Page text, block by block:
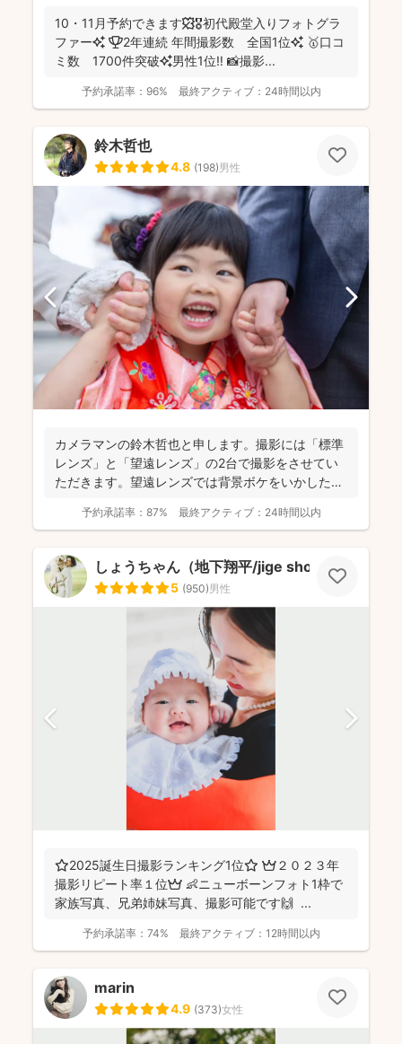
10・11月予約できます🍁🎖初代殿堂入りフォトグラ
ファー✨ 🏆2年連続 年間撮影数 全国1位✨ 🥇口コ
ミ数 1700件突破✨男性1位‼️ 📸撮影...
予約承諾率： 96% 最終アクティブ： 24時間以内
鈴木哲也
4.8 (198)男性
カメラマンの鈴木哲也と申します。撮影には「標準
レンズ」と「望遠レンズ」の2台で撮影をさせてい
ただきます。望遠レンズでは背景ボケをいかしたお
予約承諾率： 87% 最終アクティブ： 24時間以内
しょうちゃん（地下翔平/jige shohe）
5 (950)男性
⭐️2025誕生日撮影ランキング1位⭐️ 👑２０２３年
撮影リピート率１位👑 👶ニューボーンフォト1枠で
家族写真、兄弟姉妹写真、撮影可能です🙌 ...
予約承諾率： 74% 最終アクティブ： 12時間以内
marin
4.9 (373)女性